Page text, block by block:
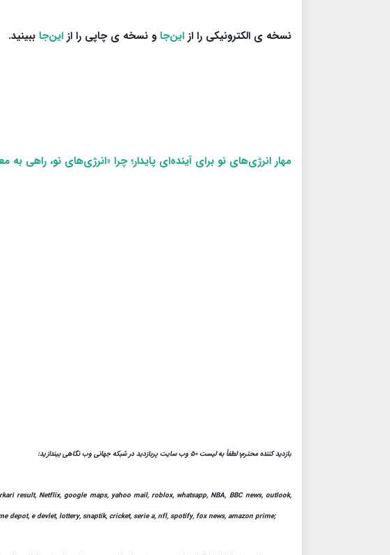
نسخه ی الکترونیکی را از این‌جاو نسخه ی چاپی را از این‌جاببینید.
مهار انرژی‌های نو برای آینده‌ای پایدار؛ چرا «انرژی‌های نو، راهی
بازدید کننده محترم؛ لطفاً به لیست 50 وب سایت پربازدید در شبکه جهانی وب نگاهی بیندازید:
result, Netflix, google maps, yahoo mail, roblox, whatsapp, NBA, BBC news, outlook,
depot, e devlet, lottery, snaptik, cricket, serie a, nfl, spotify, fox news, amazon prime;